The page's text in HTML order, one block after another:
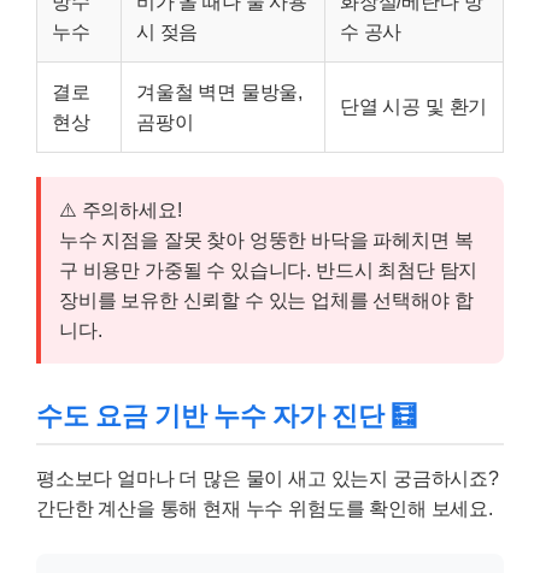
누수
시 젖음
수 공사
결로
현상
겨울철 벽면 물방울,
곰팡이
단열 시공 및 환기
⚠️ 주의하세요!
누수 지점을 잘못 찾아 엉뚱한 바닥을 파헤치면 복
구 비용만 가중될 수 있습니다. 반드시 최첨단 탐지
장비를 보유한 신뢰할 수 있는 업체를 선택해야 합
니다.
수도 요금 기반 누수 자가 진단 🧮
평소보다 얼마나 더 많은 물이 새고 있는지 궁금하시죠?
간단한 계산을 통해 현재 누수 위험도를 확인해 보세요.